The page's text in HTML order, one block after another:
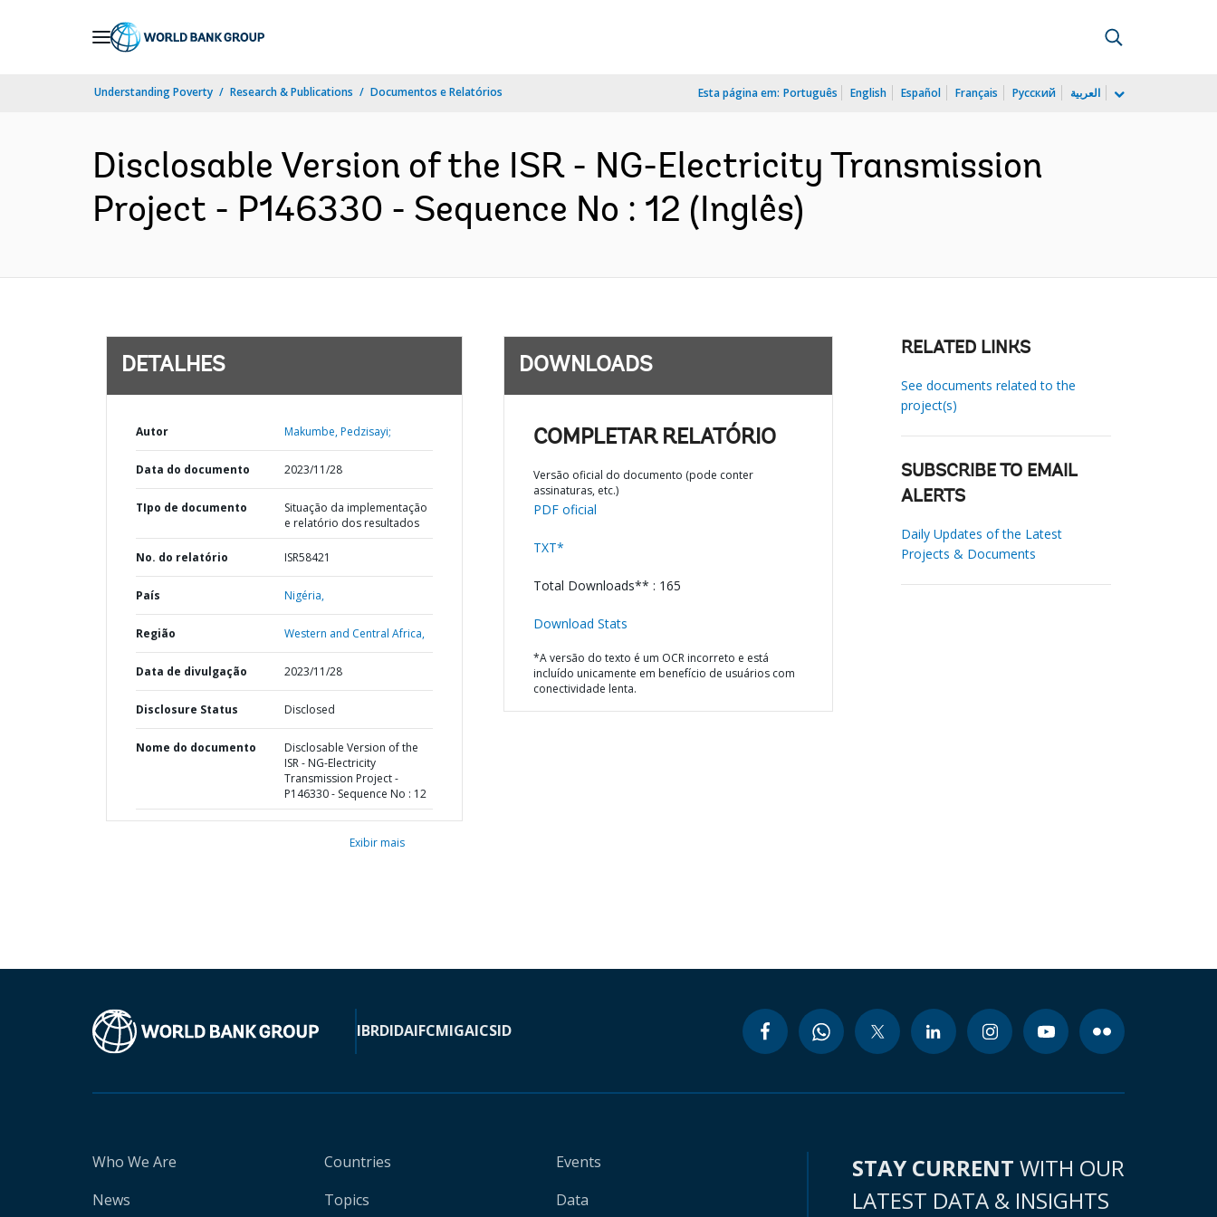
Understanding Poverty Research & Publications Documentos e Relatórios Esta página em: Português English Español Français Русский العربية
Disclosable Version of the ISR - NG-Electricity Transmission
Project - P146330 - Sequence No : 12 (Inglês)
DETALHES
Autor Makumbe, Pedzisayi;
Data do documento 2023/11/28
TIpo de documento
Situação da implementação
e relatório dos resultados
No. do relatório ISR58421
País Nigéria,
Região Western and Central Africa,
Data de divulgação 2023/11/28
Disclosure Status Disclosed
Nome do documento
Disclosable Version of the
ISR - NG-Electricity
Transmission Project -
P146330 - Sequence No : 12
Exibir mais
DOWNLOADS
COMPLETAR RELATÓRIO
Versão oficial do documento (pode conter
assinaturas, etc.)
PDF oficial
TXT*
Total Downloads** : 165
Download Stats
*A versão do texto é um OCR incorreto e está
incluído unicamente em benefício de usuários com
conectividade lenta.
RELATED LINKS
See documents related to the
project(s)
SUBSCRIBE TO EMAIL
ALERTS
Daily Updates of the Latest
Projects & Documents
IBRDIDAIFCMIGAICSID
Who We Are
News
Countries
Topics
Events
Data
STAY CURRENT WITH OUR
LATEST DATA & INSIGHTS